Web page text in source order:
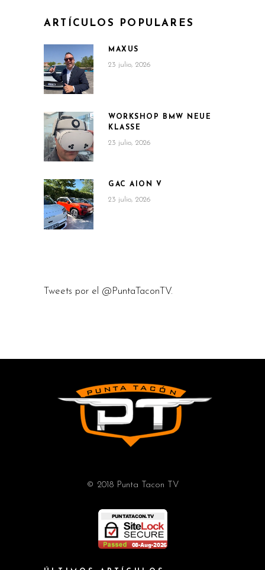
ARTÍCULOS POPULARES
MAXUS
23 julio, 2026
WORKSHOP BMW NEUE
KLASSE
23 julio, 2026
GAC AION V
23 julio, 2026
Tweets por el @PuntaTaconTV.
© 2018 Punta Tacon TV